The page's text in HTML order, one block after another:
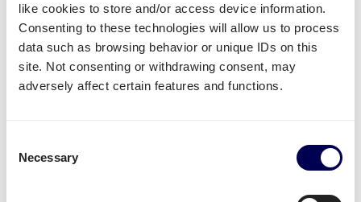
like cookies to store and/or access device information.
Consenting to these technologies will allow us to process
data such as browsing behavior or unique IDs on this
site. Not consenting or withdrawing consent, may
adversely affect certain features and functions.
Selection
Necessary
Was muss ich für eine Palettensendung
zu Amazon UGL1 beachten
manche Städte haben mehrere FBA Lager